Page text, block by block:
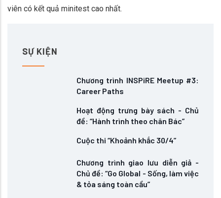
viên có kết quả minitest cao nhất.
SỰ KIỆN
Chương trình INSPiRE Meetup #3:
Career Paths
Hoạt động trưng bày sách - Chủ
đề: “Hành trình theo chân Bác”
Cuộc thi “Khoảnh khắc 30/4”
Chương trình giao lưu diễn giả -
Chủ đề: “Go Global - Sống, làm việc
& tỏa sáng toàn cầu”